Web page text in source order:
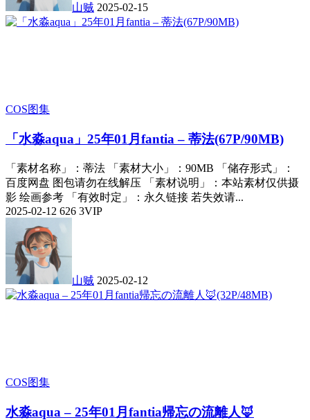
山贼 2025-02-15
COS图集
「水淼aqua」25年01月fantia – 蒂法(67P/90MB)
「素材名称」：蒂法 「素材大小」：90MB 「储存形式」：
百度网盘 图包请勿在线解压 「素材说明」：本站素材仅供摄
影 绘画参考 「有效时定」：永久链接 若失效请...
2025-02-12 626 3VIP
山贼 2025-02-12
COS图集
水淼aqua – 25年01月fantia帰忘の流離人🦊